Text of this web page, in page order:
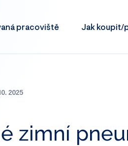
pracoviště Jak koupit/
zimní
2025